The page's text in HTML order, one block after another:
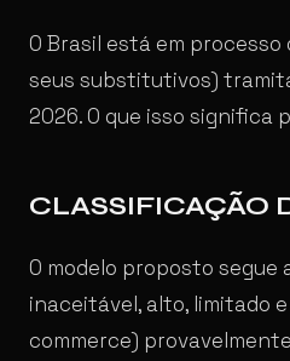
O Brasil está em
seus substitutivos)
2026. O que isso significa
CLASSIFICAÇÃO
O modelo proposto segue
inaceitável, alto, limitado
commerce)